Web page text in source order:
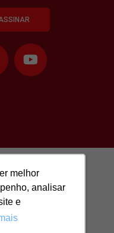
melhor
analisar
e
melhor
analisar
e